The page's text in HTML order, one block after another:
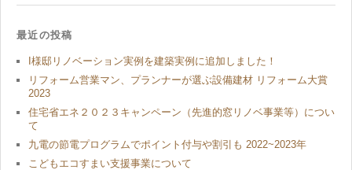
最近の投稿
I様邸リノベーション実例を建築実例に追加しました！
リフォーム営業マン、プランナーが選ぶ設備建材 リフォーム大賞
2023
住宅省エネ２０２３キャンペーン（先進的窓リノベ事業等）につい
て
九電の節電プログラムでポイント付与や割引も 2022~2023年
こどもエコすまい支援事業について